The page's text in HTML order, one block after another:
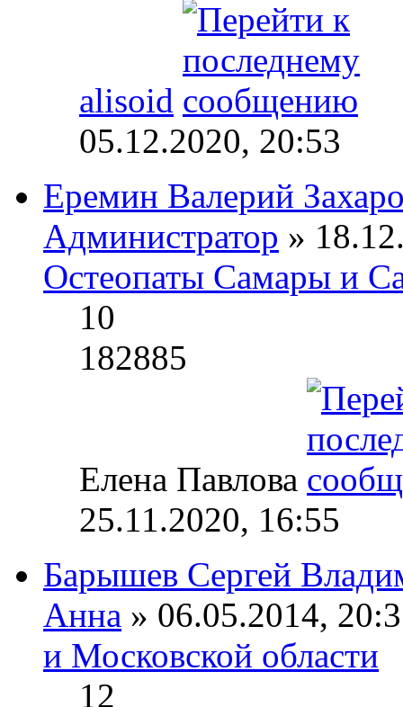
alisoid
05.12.2020, 20:53
Еремин Валерий
Администратор »
Остеопаты Самары и
10
182885
Елена Павлова
25.11.2020, 16:55
Барышев Сергей
Анна » 06.05.2014,
и Московской области
12